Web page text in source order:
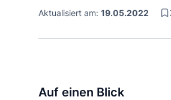
Aktualisiert am: 19.05.2022
Auf einen Blick